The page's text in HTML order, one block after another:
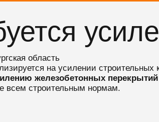
область
на усилении строительных
железобетонных перекрытий
всем строительным нормам.